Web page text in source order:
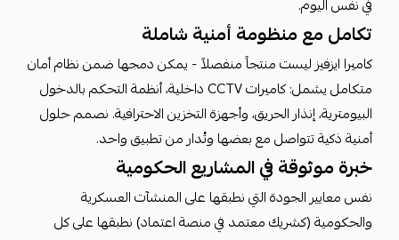
في نفس اليوم.
تكامل مع منظومة أمنية شاملة
كاميرا ايزفيز ليست منتجاً منفصلاً - يمكن دمجها ضمن نظام أمان
متكامل يشمل: كاميرات CCTV داخلية، أنظمة التحكم بالدخول
البيومترية، إنذار الحريق، وأجهزة التخزين الاحترافية. نصمم حلول
أمنية ذكية تتواصل مع بعضها وتُدار من تطبيق واحد.
خبرة موثوقة في المشاريع الحكومية
نفس معايير الجودة التي نطبقها على المنشآت العسكرية
والحكومية (كشريك معتمد في منصة اعتماد) نطبقها على كل